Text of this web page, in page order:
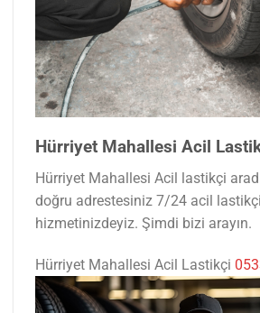
Hürriyet Mahallesi Acil
Hürriyet Mahallesi Acil lastikçi
doğru adrestesiniz 7/24 acil
hizmetinizdeyiz. Şimdi bizi arayın.
Hürriyet Mahallesi Acil Lastikçi